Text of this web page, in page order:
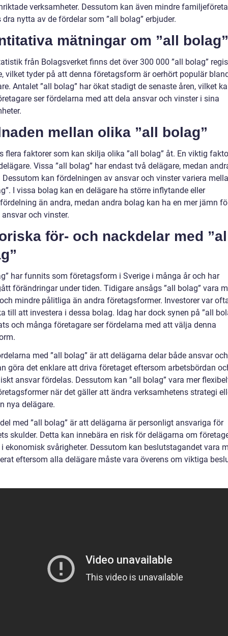
verksamheter. Dessutom kan även mindre
nytta av de fördelar som ”all bolag” erbjuder.
mätningar om ”all bolag”
från Bolagsverket finns det över 300 000 ”all bolag”
vilket tyder på att denna företagsform är oerhört populär
Antalet ”all bolag” har ökat stadigt de senaste åren, vilket
ser fördelarna med att dela ansvar och vinster i sina
mellan olika ”all bolag”
flera faktorer som kan skilja olika ”all bolag” åt. En viktig
Vissa ”all bolag” har endast två delägare, medan
Dessutom kan fördelningen av ansvar och vinster variera
I vissa bolag kan en delägare ha större inflytande eller
än andra, medan andra bolag kan ha en mer jämn
och vinster.
för- och nackdelar med
har funnits som företagsform i Sverige i många år och har
förändringar under tiden. Tidigare ansågs ”all bolag” vara
mindre pålitliga än andra företagsformer. Investorer var
till att investera i dessa bolag. Idag har dock synen på ”all
och många företagare ser fördelarna med att välja denna
med ”all bolag” är att delägarna delar både ansvar
göra det enklare att driva företaget eftersom arbetsbördan
ansvar fördelas. Dessutom kan ”all bolag” vara mer
när det gäller att ändra verksamhetens strategi
nya delägare.
med ”all bolag” är att delägarna är personligt ansvariga för
skulder. Detta kan innebära en risk för delägarna om
ekonomisk svårigheter. Dessutom kan beslutstagandet vara
eftersom alla delägare måste vara överens om viktiga